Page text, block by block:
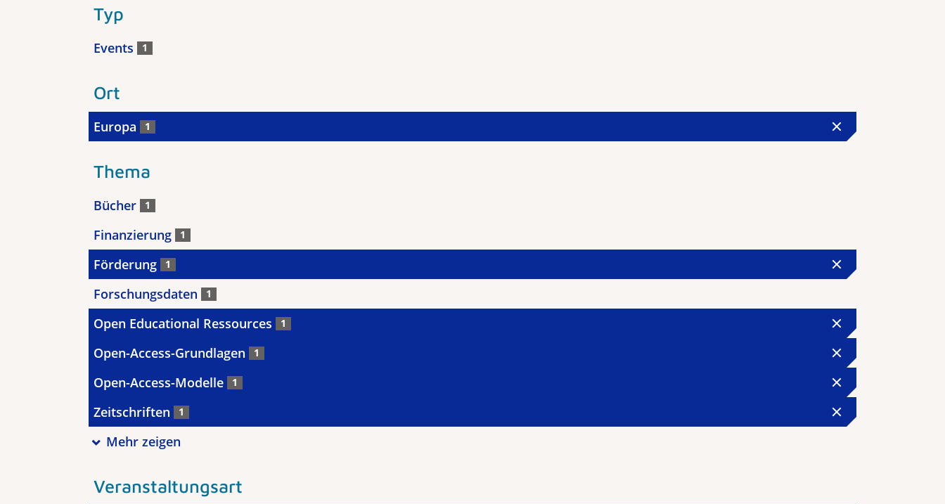
Typ
Events 1
Ort
Europa 1
Thema
Bücher 1
Finanzierung 1
Förderung 1
Forschungsdaten 1
Open Educational Ressources 1
Open-Access-Grundlagen 1
Open-Access-Modelle 1
Zeitschriften 1
Mehr zeigen
Veranstaltungsart